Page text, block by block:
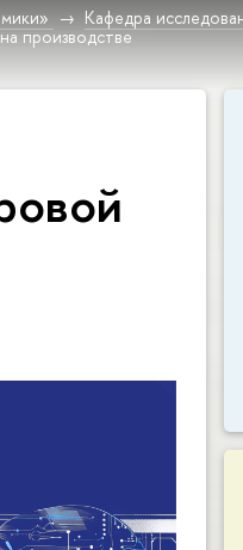
Кафедра
производстве